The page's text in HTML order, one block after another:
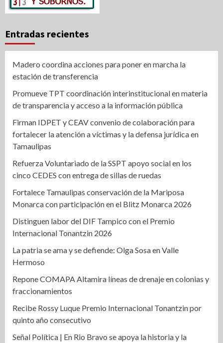
Entradas recientes
Madero coordina acciones para poner en marcha la
estación de transferencia
Promueve TPT coordinación interinstitucional en materia
de transparencia y acceso a la información pública
Firman IDPET y CEAV convenio de colaboración para
fortalecer la atención a víctimas y la defensa jurídica en
Tamaulipas
Refuerza Voluntariado de la SSPT apoyo social en los
cinco CEDES con entrega de sillas de ruedas
Fortalece Tamaulipas conservación de la Mariposa
Monarca con participación en el Blitz Monarca 2026
Distinguen labor del DIF Tampico con el Premio
Internacional Tonantzin 2026
La patria se ama y se defiende: Olga Sosa en Valle
Hermoso
Repone COMAPA Altamira líneas de drenaje en colonias y
fraccionamientos
Recibe Rossy Luque Premio Internacional Tonantzin por
quinto año consecutivo
Señal Política | En Rio Bravo se apoya la historia y la